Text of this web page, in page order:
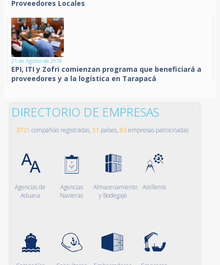
Proveedores Locales
21 de Agosto de 2018
EPI, ITI y Zofri comienzan programa que beneficiará a
proveedores y a la logística en Tarapacá
DIRECTORIO DE EMPRESAS
3721 compañías registradas, 51 países, 83 empresas patrocinadas
Agencias de
Aduana
Agencias
Navieras
Almacenamiento
y Bodegaje
Astilleros